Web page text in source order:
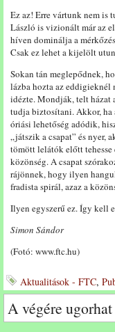
Ez az! Erre vártunk nem is
László is vizionált már az
híven dominálja a
Csak ez lehet a kijelölt
Sokan tán meglepődnek,
lázba hozta az eddigieknél
idézte. Mondják, telt házat
tudja biztosítani. Akkor, ha
óriási lehetőség adódik,
„játszik a csapat” és nyer,
tömött lelátók előtt
közönség. A csapat
rájönnek, hogy ilyen
fradista spirál, azaz a
Ilyen egyszerű ez. Így kell
Simon Sándor
(Fotó: www.ftc.hu)
Aktualitások - FTC,
A végére